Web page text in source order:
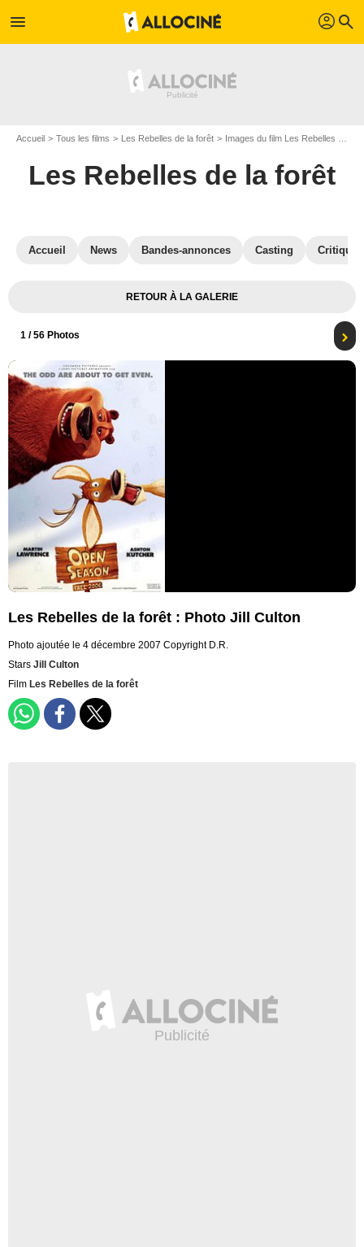
menu profil search
Accueil Tous les films Les Rebelles de la forêt Images du film Les Rebelles de la forêt
Les Rebelles de la forêt
Accueil News Bandes-annonces Casting
RETOUR À LA GALERIE
1 / 56 Photos
Les Rebelles de la forêt : Photo Jill Culton
Photo ajoutée le 4 décembre 2007 Copyright D.R.
Stars Jill Culton
Film Les Rebelles de la forêt